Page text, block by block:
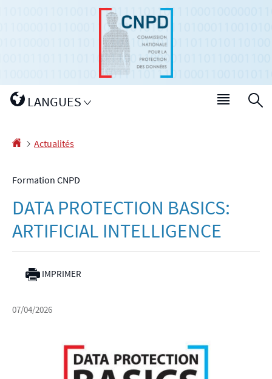
Changer
LANGUES
Menu
Accueil
Actualités
Formation CNPD
DATA PROTECTION BASICS:
ARTIFICIAL INTELLIGENCE
IMPRIMER
07/04/2026